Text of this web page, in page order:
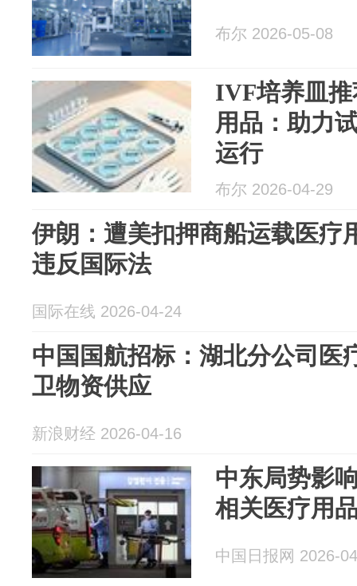
布尔 2026-05-08
IVF培养皿
用品：助力
运行
布尔 2026-04-29
伊朗：遭美扣押商船运载医疗
违反国际法
国际在线 2026-04-24
中国国航招标：湖北分公司医
卫物资供应
新浪财经 2026-04-16
中东局势影
相关医疗用
中国日报网 2026-